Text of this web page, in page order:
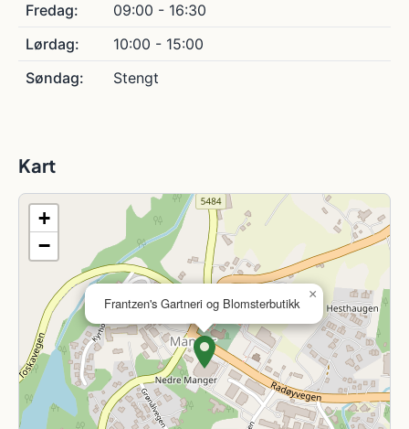
Fredag:
09:00 - 16:30
Lørdag:
10:00 - 15:00
Søndag:
Stengt
Kart
Frantzen's Gartneri og Blomsterbutikk
×
+
−